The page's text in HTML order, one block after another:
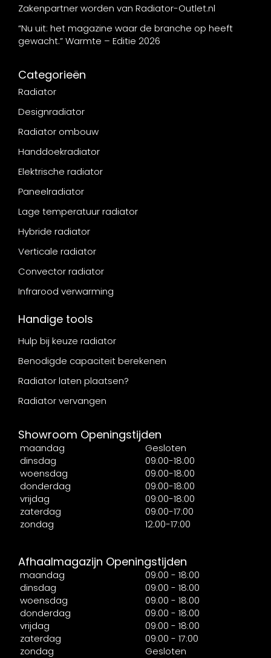
Zakenpartner worden van Radiator-Outlet.nl
“Nu uit: het magazine waar de branche op heeft
gewacht.” Warmte – Editie 2026
Categorieën
Radiator
Designradiator
Radiator ombouw
Handdoekradiator
Elektrische radiator
Paneelradiator
Lage temperatuur radiator
Hybride radiator
Verticale radiator
Convector radiator
Infrarood verwarming
Handige tools
Hulp bij keuze radiator
Benodigde capaciteit berekenen
Radiator laten plaatsen?
Radiator vervangen
Showroom Openingstijden
maandag
Gesloten
dinsdag
09:00-18:00
woensdag
09:00-18:00
donderdag
09:00-18:00
vrijdag
09:00-18:00
zaterdag
09:00-17:00
zondag
12:00-17:00
Afhaalmagazijn Openingstijden
maandag
09:00 - 18:00
dinsdag
09:00 - 18:00
woensdag
09:00 - 18:00
donderdag
09:00 - 18:00
vrijdag
09:00 - 18:00
zaterdag
09:00 - 17:00
zondag
Gesloten